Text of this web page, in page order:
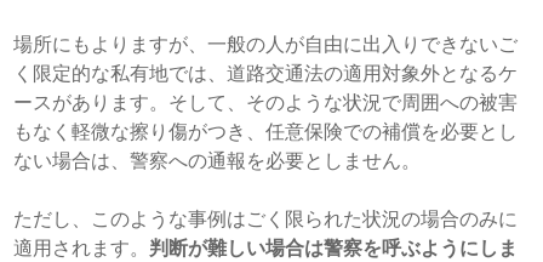
場所にもよりますが、一般の人が自由に出入りできないご
く限定的な私有地では、道路交通法の適用対象外となるケ
ースがあります。そして、そのような状況で周囲への被害
もなく軽微な擦り傷がつき、任意保険での補償を必要とし
ない場合は、警察への通報を必要としません。
ただし、このような事例はごく限られた状況の場合のみに
適用されます。 判断が難しい場合は警察を呼ぶようにしま